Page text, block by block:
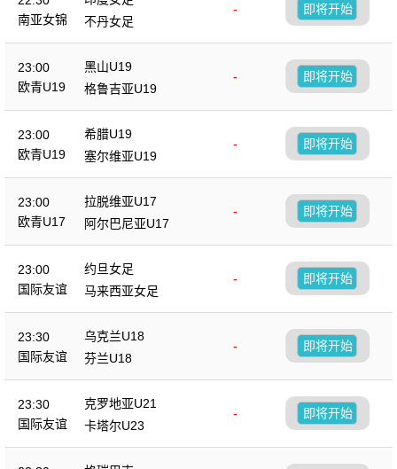
南亚女锦
-
不丹女足
即将开始
23:00
欧青U19
黑山U19
-
格鲁吉亚U19
即将开始
23:00
欧青U19
希腊U19
-
塞尔维亚U19
即将开始
23:00
欧青U17
拉脱维亚U17
-
阿尔巴尼亚U17
即将开始
23:00
国际友谊
约旦女足
-
马来西亚女足
即将开始
23:30
国际友谊
乌克兰U18
-
芬兰U18
即将开始
23:30
国际友谊
克罗地亚U21
-
卡塔尔U23
即将开始